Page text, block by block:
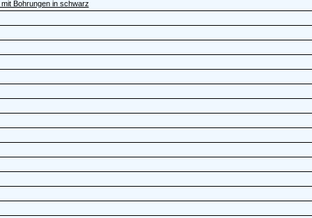
Bohrungen in schwarz